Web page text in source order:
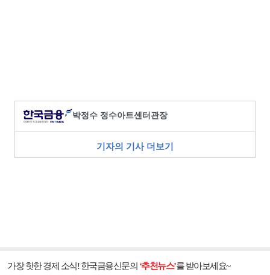
박정수 정수아트센터관장
기자의 기사 더보기
가장 핫한 경제 소식! 한국금융신문의 ‘추천뉴스’를 받아보세요~